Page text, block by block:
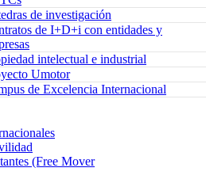
de investigación
de I+D+i con entidades y
intelectual e industrial
Umotor
de Excelencia Internacional
(Free Mover